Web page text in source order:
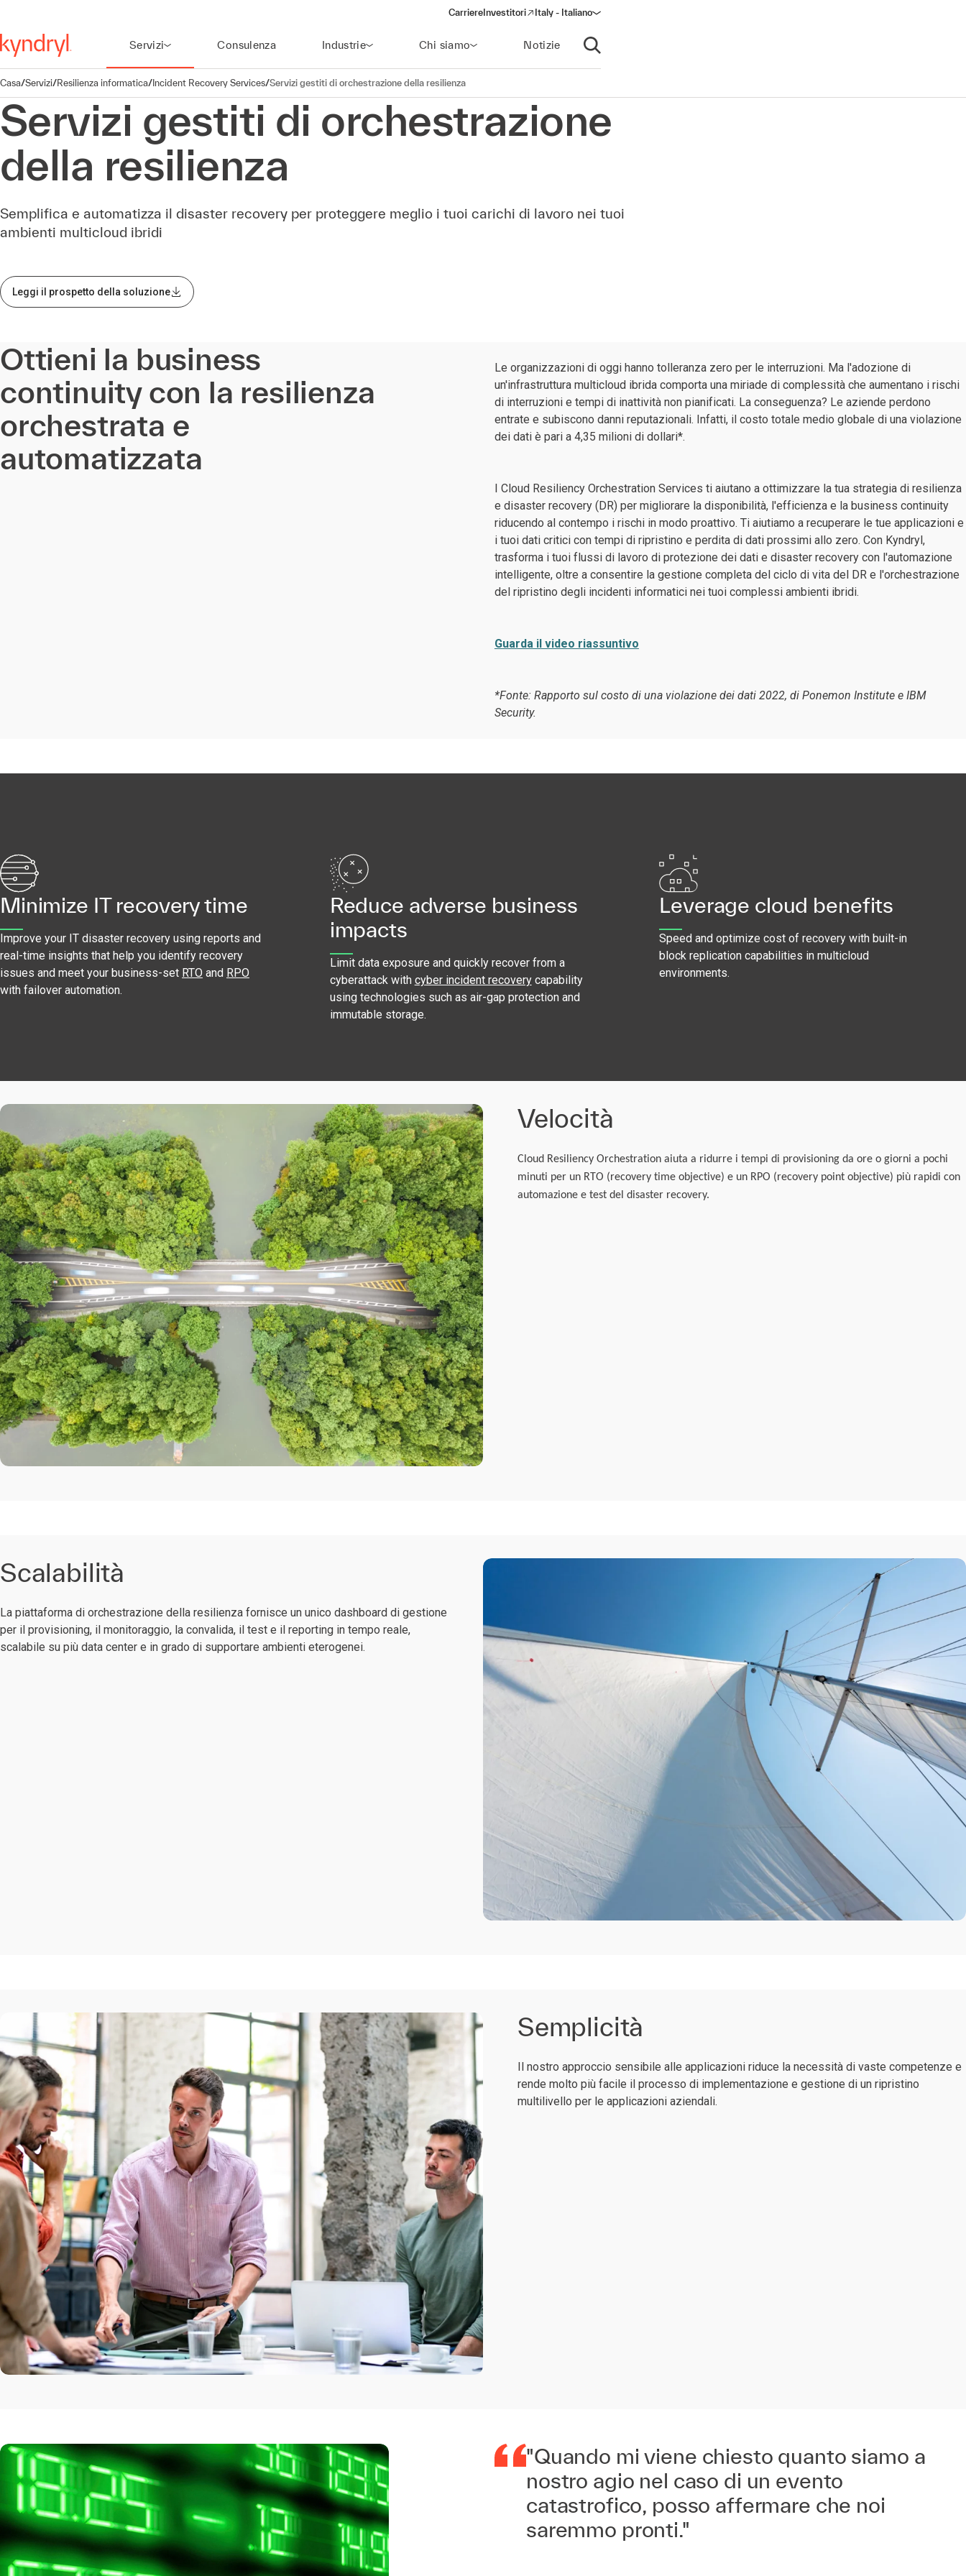
CarriereInvestitori
(opens in a new window)
Italy - Italiano
Servizi Consulenza Industrie Chi siamo Notizie
Apri ricerca
Casa/Servizi/Resilienza informatica/Incident Recovery Services/Servizi gestiti di orchestrazione della resilienza
Servizi gestiti di orchestrazione
della resilienza
Semplifica e automatizza il disaster recovery per proteggere meglio i tuoi carichi di lavoro nei tuoi
ambienti multicloud ibridi
Leggi il prospetto della soluzione
Ottieni la business
continuity con la resilienza
orchestrata e
automatizzata
Le organizzazioni di oggi hanno tolleranza zero per le interruzioni. Ma l'adozione di
un'infrastruttura multicloud ibrida comporta una miriade di complessità che aumentano i rischi
di interruzioni e tempi di inattività non pianificati. La conseguenza? Le aziende perdono
entrate e subiscono danni reputazionali. Infatti, il costo totale medio globale di una violazione
dei dati è pari a 4,35 milioni di dollari*.
I Cloud Resiliency Orchestration Services ti aiutano a ottimizzare la tua strategia di resilienza
e disaster recovery (DR) per migliorare la disponibilità, l'efficienza e la business continuity
riducendo al contempo i rischi in modo proattivo. Ti aiutiamo a recuperare le tue applicazioni e
i tuoi dati critici con tempi di ripristino e perdita di dati prossimi allo zero. Con Kyndryl,
trasforma i tuoi flussi di lavoro di protezione dei dati e disaster recovery con l'automazione
intelligente, oltre a consentire la gestione completa del ciclo di vita del DR e l'orchestrazione
del ripristino degli incidenti informatici nei tuoi complessi ambienti ibridi.
Guarda il video riassuntivo
*Fonte: Rapporto sul costo di una violazione dei dati 2022, di Ponemon Institute e IBM
Security.
Minimize IT recovery time
Improve your IT disaster recovery using reports and
real-time insights that help you identify recovery
issues and meet your business-set RTO and RPO
with failover automation.
Reduce adverse business
impacts
Limit data exposure and quickly recover from a
cyberattack with cyber incident recoverycapability
using technologies such as air-gap protection and
immutable storage.
Leverage cloud benefits
Speed and optimize cost of recovery with built-in
block replication capabilities in multicloud
environments.
Velocità
Cloud Resiliency Orchestration aiuta a ridurre i tempi di provisioning da ore o giorni a pochi
minuti per un RTO (recovery time objective) e un RPO (recovery point objective) più rapidi con
automazione e test del disaster recovery.
Scalabilità
La piattaforma di orchestrazione della resilienza fornisce un unico dashboard di gestione
per il provisioning, il monitoraggio, la convalida, il test e il reporting in tempo reale,
scalabile su più data center e in grado di supportare ambienti eterogenei.
Semplicità
Il nostro approccio sensibile alle applicazioni riduce la necessità di vaste competenze e
rende molto più facile il processo di implementazione e gestione di un ripristino
multilivello per le applicazioni aziendali.
"Quando mi viene chiesto quanto siamo a
nostro agio nel caso di un evento
catastrofico, posso affermare che noi
saremmo pronti."